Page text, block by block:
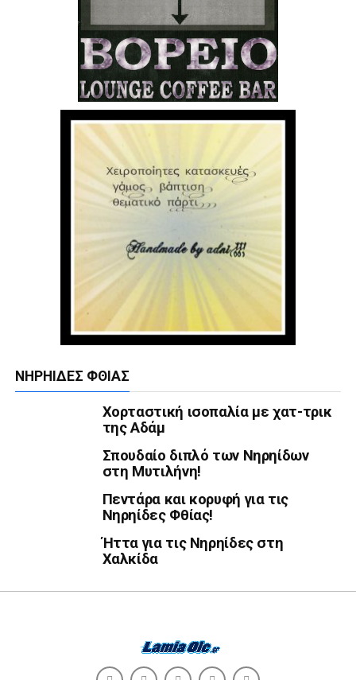
ΝΗΡΗΊΔΕΣ ΦΘΊΑΣ
Χορταστική ισοπαλία με χατ-τρικ
της Αδάμ
Σπουδαίο διπλό των Νηρηίδων
στη Μυτιλήνη!
Πεντάρα και κορυφή για τις
Νηρηίδες Φθίας!
Ήττα για τις Νηρηίδες στη
Χαλκίδα